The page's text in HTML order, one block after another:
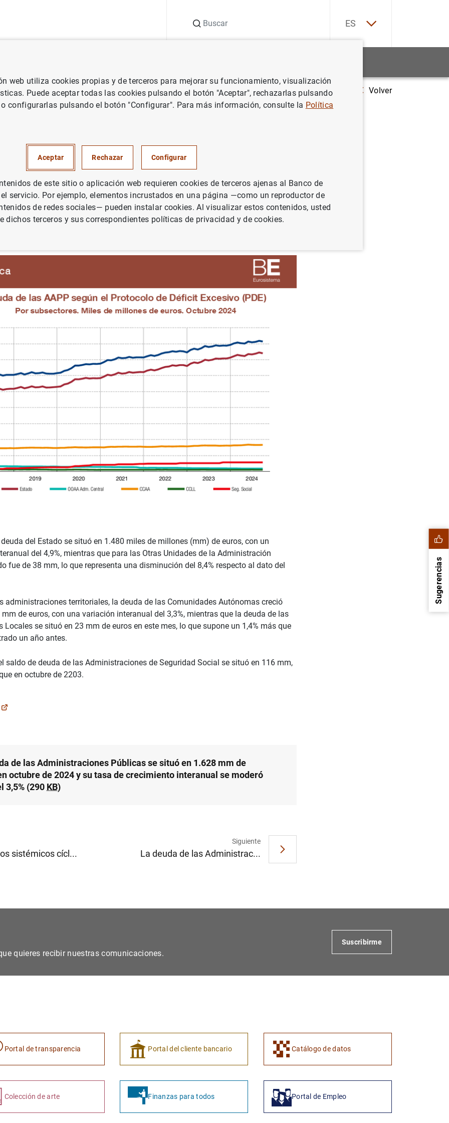
ES
de España Notas de prensa del Banco de España La deuda de las Administraciones Públicas se situó en 1.628 mm de euros en
Volver
mm de euros en octubre de 2024
crecimiento interanual se moderó
PÚBLICA
del Estado se situó en 1.480 miles de millones (mm) de euros, con un
del 4,9%, mientras que para las Otras Unidades de la Administración
fue de 38 mm, lo que representa una disminución del 8,4% respecto al dato del
administraciones territoriales, la deuda de las Comunidades Autónomas creció
de euros, con una variación interanual del 3,3%, mientras que la deuda de las
Locales se situó en 23 mm de euros en este mes, lo que supone un 1,4% más que
un año antes.
saldo de deuda de las Administraciones de Seguridad Social se situó en 116 mm,
en octubre de 2203.
de las Administraciones Públicas se situó en 1.628 mm de
octubre de 2024 y su tasa de crecimiento interanual se moderó
3,5% (290 KB)
sistémicos cícl...
Siguiente
La deuda de las Administrac...
Sugerencias
quieres recibir nuestras comunicaciones.
Suscribirme
Portal de transparencia Portal del cliente bancario Catálogo de datos
Colección de arte Finanzas para todos Portal de Empleo
web utiliza cookies propias y de terceros para mejorar su funcionamiento, visualización
Puede aceptar todas las cookies pulsando el botón "Aceptar", rechazarlas pulsando
o configurarlas pulsando el botón "Configurar". Para más información, consulte la Política
Aceptar Rechazar Configurar
de este sitio o aplicación web requieren cookies de terceros ajenas al Banco de
servicio. Por ejemplo, elementos incrustados en una página —como un reproductor de
de redes sociales— pueden instalar cookies. Al visualizar estos contenidos, usted
dichos terceros y sus correspondientes políticas de privacidad y de cookies.